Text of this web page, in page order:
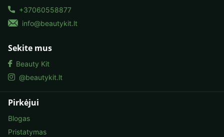
Pirkėjui
Blogas
Pristatymas
+37060558877
info@beautykit.lt
Sekite mus
Beauty Kit
@beautykit.lt